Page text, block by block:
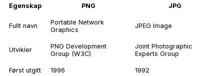
Egenskap PNG JPG
Fullt navn
Portable Network
Graphics
JPEG Image
Utvikler
PNG Development
Group (W3C)
Joint Photographic
Experts Group
Først utgitt 1996 1992